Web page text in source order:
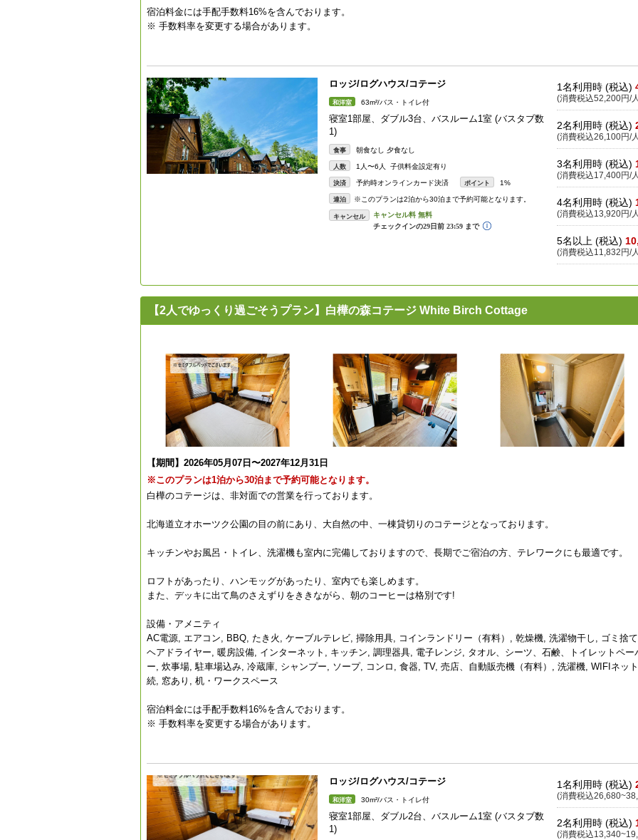
宿泊料金には手配手数料16%を含んでおります。
※ 手数料率を変更する場合があります。
ロッジ/ログハウス/コテージ
和洋室 63m²/バス・トイレ付
寝室1部屋、ダブル3台、バスルーム1室 (バスタブ数
1)
食事 朝食なし 夕食なし
人数 1人〜6人 子供料金設定有り
決済 予約時オンラインカード決済 ポイント 1%
連泊 ※このプランは2泊から30泊まで予約可能となります。
キャンセル
1名利用時 (税込)
(消費税込52,200円/
2名利用時 (税込)
(消費税込26,100円/
3名利用時 (税込)
(消費税込17,400円/
4名利用時 (税込)
(消費税込13,920円/
5名以上 (税込)
(消費税込11,832円/
【2人でゆっくり過ごそうプラン】白樺の森コテージ White Birch Cottage
【期間】2026年05月07日〜2027年12月31日
※このプランは1泊から30泊まで予約可能となります。
白樺のコテージは、非対面での営業を行っております。
北海道立オホーツク公園の目の前にあり、大自然の中、一棟貸切りのコテージとなっております。
キッチンやお風呂・トイレ、洗濯機も室内に完備しておりますので、長期でご宿泊の方、テレワークにも最適です。
ロフトがあったり、ハンモッグがあったり、室内でも楽しめます。
また、デッキに出て鳥のさえずりをききながら、朝のコーヒーは格別です!
設備・アメニティ
AC電源, エアコン, BBQ, たき火, ケーブルテレビ, 掃除用具, コインランドリー（有料）, 乾燥機, 洗濯物干し, ゴミ捨
ヘアドライヤー, 暖房設備, インターネット, キッチン, 調理器具, 電子レンジ, タオル、シーツ、石鹸、トイレットペー
ー, 炊事場, 駐車場込み, 冷蔵庫, シャンプー, ソープ, コンロ, 食器, TV, 売店、自動販売機（有料）, 洗濯機, WIFIネッ
続, 窓あり, 机・ワークスペース
宿泊料金には手配手数料16%を含んでおります。
※ 手数料率を変更する場合があります。
ロッジ/ログハウス/コテージ
和洋室 30m²/バス・トイレ付
寝室1部屋、ダブル2台、バスルーム1室 (バスタブ数
1)
1名利用時 (税込)
(消費税込
2名利用時 (税込)
(消費税込